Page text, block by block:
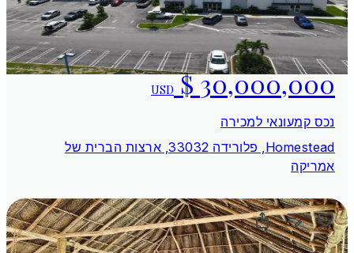
USD
נכס קמעונאי למכירה
Homestead, פלורידה 33032, ארצות הברית של
אמריקה